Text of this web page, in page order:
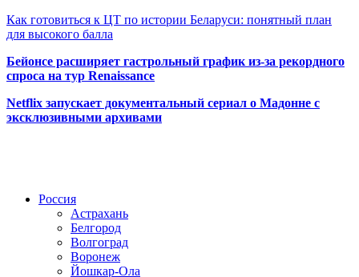
Как готовиться к ЦТ по истории Беларуси: понятный план
для высокого балла
Бейонсе расширяет гастрольный график из-за рекордного
спроса на тур Renaissance
Netflix запускает документальный сериал о Мадонне с
эксклюзивными архивами
Россия
Астрахань
Белгород
Волгоград
Воронеж
Йошкар-Ола